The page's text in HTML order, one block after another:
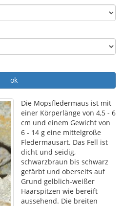
ok
Die Mopsfledermaus ist mit
einer Körperlänge von 4,5 - 6
cm und einem Gewicht von
6 - 14 g eine mittelgroße
Fledermausart. Das Fell ist
dicht und seidig,
schwarzbraun bis schwarz
gefärbt und oberseits auf
Grund gelblich-weißer
Haarspitzen wie bereift
aussehend. Die breiten